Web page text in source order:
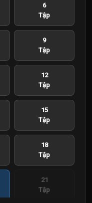
6
Tập
9
Tập
12
Tập
15
Tập
18
Tập
21
Tập